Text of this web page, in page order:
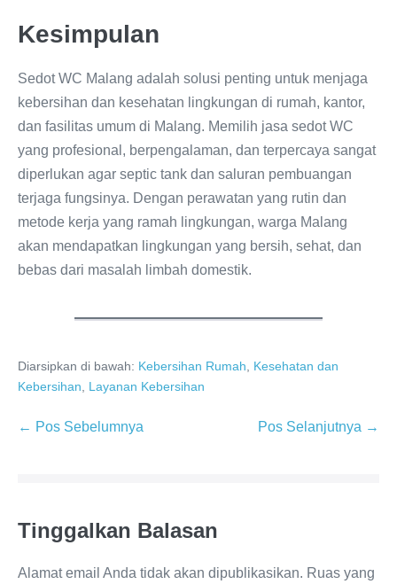
Kesimpulan
Sedot WC Malang adalah solusi penting untuk menjaga
kebersihan dan kesehatan lingkungan di rumah, kantor,
dan fasilitas umum di Malang. Memilih jasa sedot WC
yang profesional, berpengalaman, dan terpercaya sangat
diperlukan agar septic tank dan saluran pembuangan
terjaga fungsinya. Dengan perawatan yang rutin dan
metode kerja yang ramah lingkungan, warga Malang
akan mendapatkan lingkungan yang bersih, sehat, dan
bebas dari masalah limbah domestik.
Diarsipkan di bawah: Kebersihan Rumah
Kesehatan dan
Kebersihan
Layanan Kebersihan
Navigasi
← Pos Sebelumnya Pos Selanjutnya →
Tinggalkan Balasan
Alamat email Anda tidak akan dipublikasikan. Ruas yang